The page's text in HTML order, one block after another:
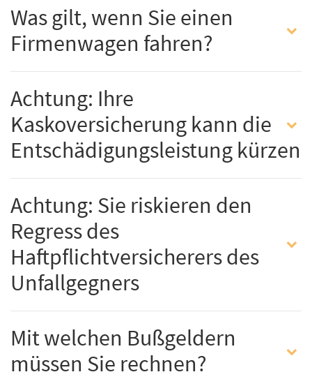
Was gilt, wenn Sie einen
Firmenwagen fahren?
Achtung: Ihre
Kaskoversicherung kann die
Entschädigungsleistung kürzen
Achtung: Sie riskieren den
Regress des
Haftpflichtversicherers des
Unfallgegners
Mit welchen Bußgeldern
müssen Sie rechnen?